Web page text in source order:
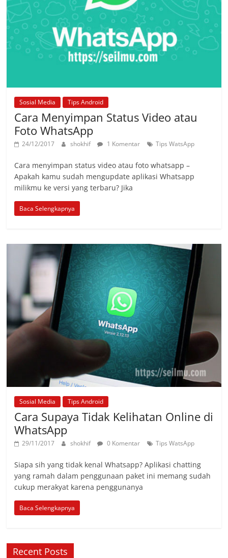
Sosial Media Tips Android
Cara Menyimpan Status Video atau
Foto WhatsApp
24/12/2017 shokhif 1 Komentar Tips WatsApp
Cara menyimpan status video atau foto whatsapp –
Apakah kamu sudah mengupdate aplikasi Whatsapp
milikmu ke versi yang terbaru? Jika
Baca Selengkapnya
Sosial Media Tips Android
Cara Supaya Tidak Kelihatan Online di
WhatsApp
29/11/2017 shokhif 0 Komentar Tips WatsApp
Siapa sih yang tidak kenal Whatsapp? Aplikasi chatting
yang ramah dalam penggunaan paket ini memang sudah
cukup merakyat karena penggunanya
Baca Selengkapnya
Recent Posts